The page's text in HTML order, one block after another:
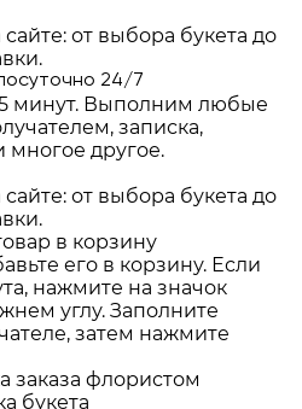
от выбора букета до
24/7
минут. Выполним любые
записка,
многое другое.
от выбора букета до
в корзину
его в корзину. Если
нажмите на значок
углу. Заполните
затем нажмите
заказа флористом
букета